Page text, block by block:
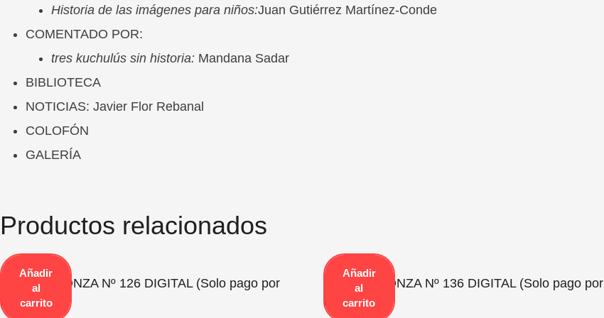
Historia de las imágenes para niños:Juan Gutiérrez Martínez-Conde
COMENTADO POR:
tres kuchulús sin historia: Mandana Sadar
BIBLIOTECA
NOTICIAS: Javier Flor Rebanal
COLOFÓN
GALERÍA
Productos relacionados
Añadir
al
carrito
Revista PEONZA Nº 126 DIGITAL (Solo pago por
PayPal)
Añadir
al
carrito
Revista PEONZA Nº 136 DIGITAL (Solo pago por
PayPal)